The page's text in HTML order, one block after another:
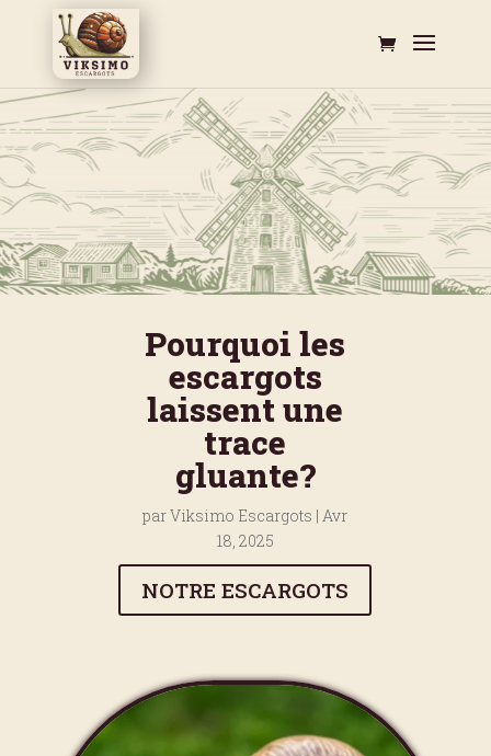
Pourquoi les
escargots
laissent une
trace
gluante?
parViksimo Escargots |Avr
18, 2025
NOTRE ESCARGOTS